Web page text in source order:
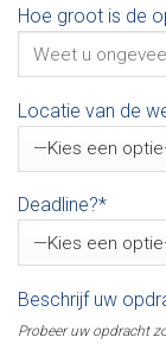
Hoe groot is de
Locatie van de
Deadline?*
Beschrijf uw
Probeer uw opdracht